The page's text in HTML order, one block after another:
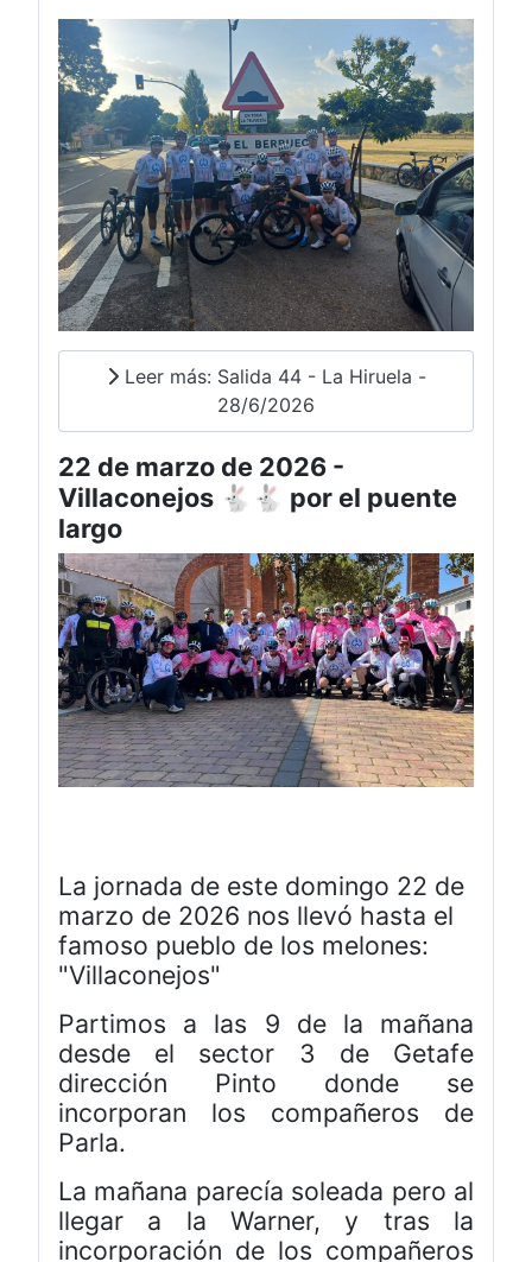
Leer más: Salida 44 - La Hiruela -
28/6/2026
22 de marzo de 2026 -
Villaconejos 🐇🐇 por el puente
largo
La jornada de este domingo 22 de
marzo de 2026 nos llevó hasta el
famoso pueblo de los melones:
"Villaconejos"
Partimos a las 9 de la mañana
desde el sector 3 de Getafe
dirección Pinto donde se
incorporan los compañeros de
Parla.
La mañana parecía soleada pero al
llegar a la Warner, y tras la
incorporación de los compañeros